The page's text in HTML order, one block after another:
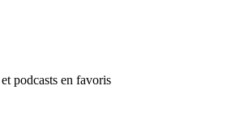
podcasts en favoris